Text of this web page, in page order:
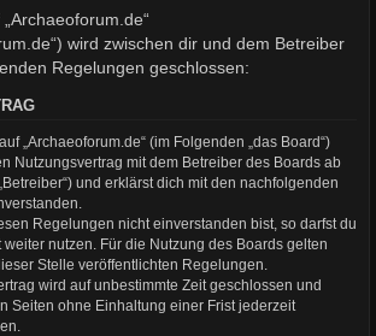
wird zwischen dir und dem Betreiber
Regelungen geschlossen:
„Archaeoforum.de“ (im Folgenden „das Board“)
Nutzungsvertrag mit dem Betreiber des Boards ab
und erklärst dich mit den nachfolgenden
Regelungen nicht einverstanden bist, so darfst du
nutzen. Für die Nutzung des Boards gelten
Stelle veröffentlichten Regelungen.
wird auf unbestimmte Zeit geschlossen und
Seiten ohne Einhaltung einer Frist jederzeit